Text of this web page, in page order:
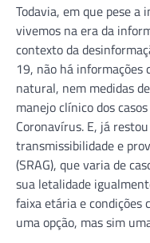
Todavia, em que pese a
vivemos na era da
contexto da
19, não há informações
natural, nem medidas
manejo clínico dos
Coronavírus. E, já
transmissibilidade e
(SRAG), que varia de
sua letalidade
faixa etária e condições
uma opção, mas sim